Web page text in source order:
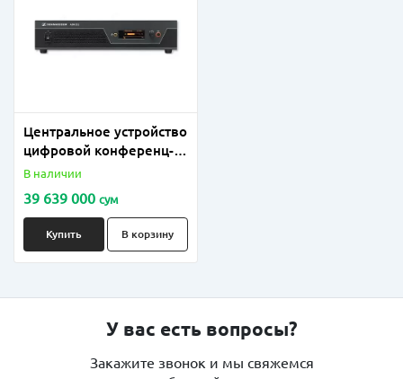
Центральное устройство
цифровой конференц-
системы "Sennheiser"
В наличии
39 639 000 сум
Купить В корзину
У вас есть вопросы?
Закажите звонок и мы свяжемся